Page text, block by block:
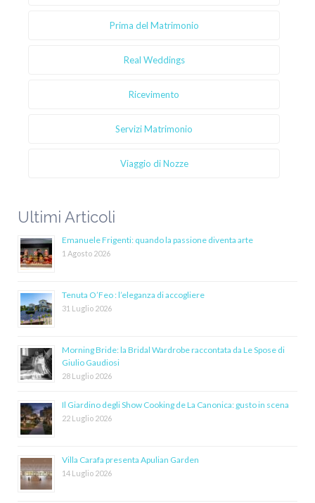
Prima del Matrimonio
Real Weddings
Ricevimento
Servizi Matrimonio
Viaggio di Nozze
Ultimi Articoli
Emanuele Frigenti: quando la passione diventa arte
1 Agosto 2026
Tenuta O’Feo : l’eleganza di accogliere
31 Luglio 2026
Morning Bride: la Bridal Wardrobe raccontata da Le Spose di
Giulio Gaudiosi
28 Luglio 2026
Il Giardino degli Show Cooking de La Canonica: gusto in scena
22 Luglio 2026
Villa Carafa presenta Apulian Garden
14 Luglio 2026